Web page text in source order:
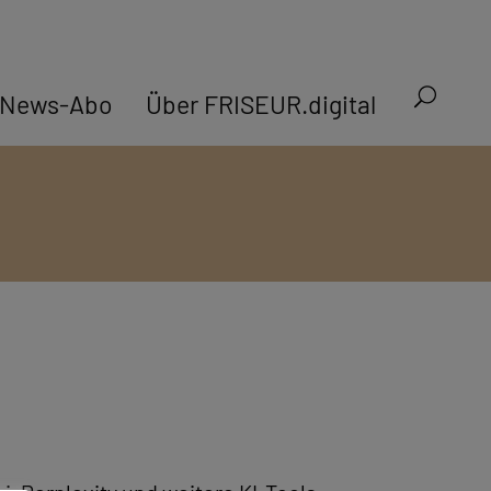
News-Abo Über FRISEUR.digital